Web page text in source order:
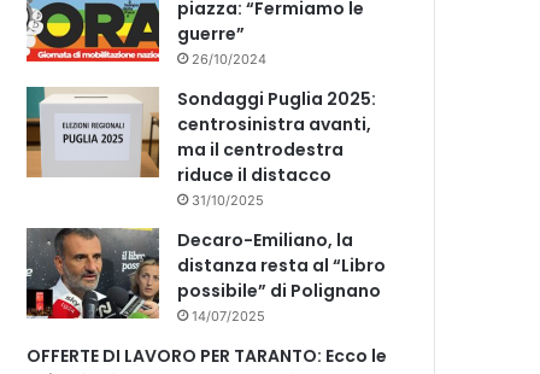
piazza: “Fermiamo le
guerre”
26/10/2024
Sondaggi Puglia 2025:
centrosinistra avanti,
ma il centrodestra
riduce il distacco
31/10/2025
Decaro-Emiliano, la
distanza resta al “Libro
possibile” di Polignano
14/07/2025
OFFERTE DI LAVORO PER TARANTO: Ecco le